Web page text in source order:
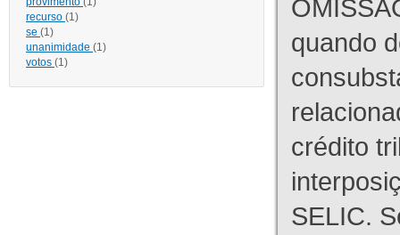
recurso (1)
se (1)
unanimidade (1)
votos (1)
quando
crédito
SELIC.